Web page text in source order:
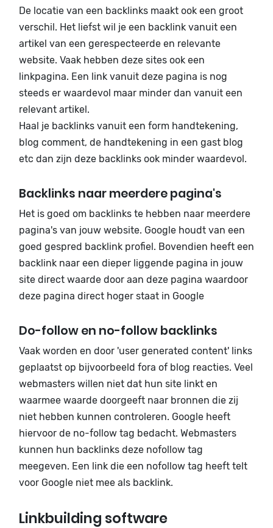
De locatie van een backlinks maakt ook een groot
verschil. Het liefst wil je een backlink vanuit een
artikel van een gerespecteerde en relevante
website. Vaak hebben deze sites ook een
linkpagina. Een link vanuit deze pagina is nog
steeds er waardevol maar minder dan vanuit een
relevant artikel.
Haal je backlinks vanuit een form handtekening,
blog comment, de handtekening in een gast blog
etc dan zijn deze backlinks ook minder waardevol.
Backlinks naar meerdere pagina's
Het is goed om backlinks te hebben naar meerdere
pagina's van jouw website. Google houdt van een
goed gespred backlink profiel. Bovendien heeft een
backlink naar een dieper liggende pagina in jouw
site direct waarde door aan deze pagina waardoor
deze pagina direct hoger staat in Google
Do-follow en no-follow backlinks
Vaak worden en door 'user generated content' links
geplaatst op bijvoorbeeld fora of blog reacties. Veel
webmasters willen niet dat hun site linkt en
waarmee waarde doorgeeft naar bronnen die zij
niet hebben kunnen controleren. Google heeft
hiervoor de no-follow tag bedacht. Webmasters
kunnen hun backlinks deze nofollow tag
meegeven. Een link die een nofollow tag heeft telt
voor Google niet mee als backlink.
Linkbuilding software